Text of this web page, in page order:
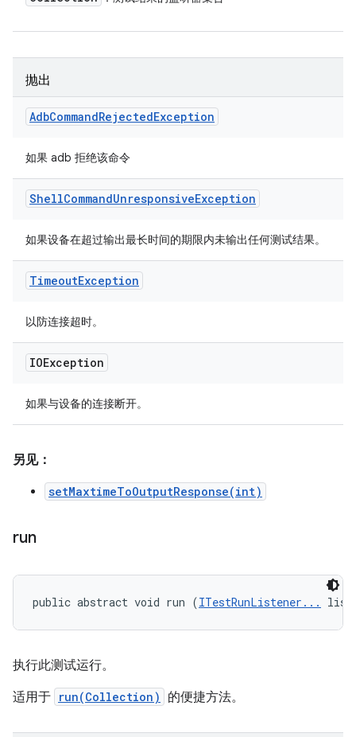
抛出
AdbCommandRejectedException
如果 adb 拒绝该命令
ShellCommandUnresponsiveException
如果设备在超过输出最长时间的期限内未输出任何测试结果。
TimeoutException
以防连接超时。
IOException
如果与设备的连接断开。
另见：
setMaxtimeToOutputResponse(int)
run
public abstract void run (ITestRunListener...
执行此测试运行。
适用于 run(Collection) 的便捷方法。